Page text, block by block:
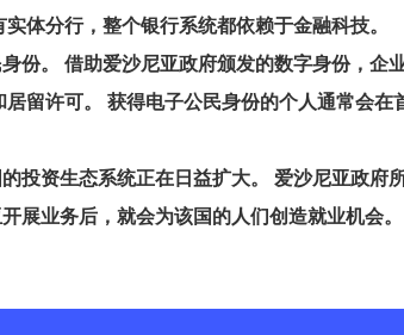
体分行，整个银行系统都依赖于金融科技。
份。 借助爱沙尼亚政府颁发的数字身份，企
留许可。 获得电子公民身份的个人通常会在
投资生态系统正在日益扩大。 爱沙尼亚政府
展业务后，就会为该国的人们创造就业机会。